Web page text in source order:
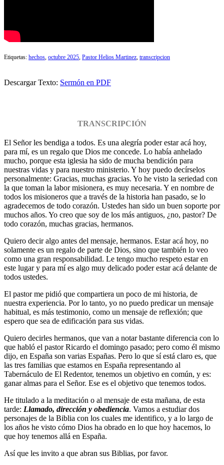
Etiquetas: hechos octubre 2025 Pastor Helios Martinez transcripcion
Descargar Texto: Sermón en PDF
TRANSCRIPCIÓN
El Señor les bendiga a todos. Es una alegría poder estar acá hoy,
para mí, es un regalo que Dios me concede. Lo había anhelado
mucho, porque esta iglesia ha sido de mucha bendición para
nuestras vidas y para nuestro ministerio. Y hoy puedo decírselos
personalmente: Gracias, muchas gracias. Yo he visto la seriedad con
la que toman la labor misionera, es muy necesaria. Y en nombre de
todos los misioneros que a través de la historia han pasado, se lo
agradecemos de todo corazón. Ustedes han sido un buen soporte por
muchos años. Yo creo que soy de los más antiguos, ¿no, pastor? De
todo corazón, muchas gracias, hermanos.
Quiero decir algo antes del mensaje, hermanos. Estar acá hoy, no
solamente es un regalo de parte de Dios, sino que también lo veo
como una gran responsabilidad. Le tengo mucho respeto estar en
este lugar y para mí es algo muy delicado poder estar acá delante de
todos ustedes.
El pastor me pidió que compartiera un poco de mi historia, de
nuestra experiencia. Por lo tanto, yo no puedo predicar un mensaje
habitual, es más testimonio, como un mensaje de reflexión; que
espero que sea de edificación para sus vidas.
Quiero decirles hermanos, que van a notar bastante diferencia con lo
que habló el pastor Ricardo el domingo pasado; pero como él mismo
dijo, en España son varias Españas. Pero lo que sí está claro es, que
las tres familias que estamos en España representando al
Tabernáculo de El Redentor, tenemos un objetivo en común, y es:
ganar almas para el Señor. Ese es el objetivo que tenemos todos.
He titulado a la meditación o al mensaje de esta mañana, de esta
tarde: Llamado, dirección y obediencia. Vamos a estudiar dos
personajes de la Biblia con los cuales me identifico, y a lo largo de
los años he visto cómo Dios ha obrado en lo que hoy hacemos, lo
que hoy tenemos allá en España.
Así que les invito a que abran sus Biblias, por favor.